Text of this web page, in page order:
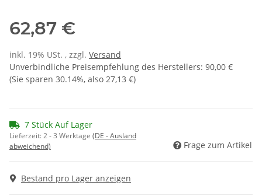
62,87 €
inkl. 19% USt. , zzgl. Versand
Unverbindliche Preisempfehlung des Herstellers: 90,00 €
(Sie sparen 30.14%, also 27,13 €)
7 Stück Auf Lager
Lieferzeit:2 - 3 Werktage (DE - Ausland
abweichend)
Frage zum Artikel
Bestand pro Lager anzeigen